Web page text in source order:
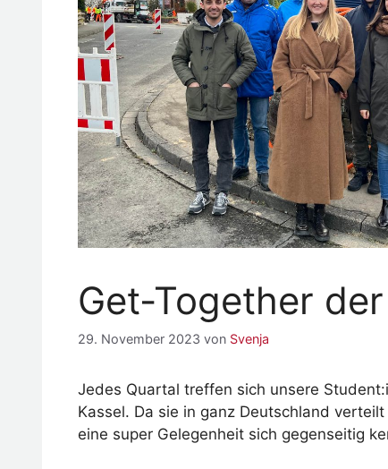
Get-Together
29. November 2023 von Svenja
Jedes Quartal treffen sich unsere
Kassel. Da sie in ganz Deutschland
eine super Gelegenheit sich gegenseitig